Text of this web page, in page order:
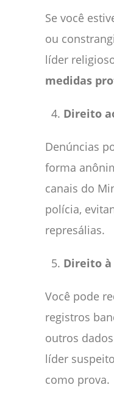
Se você
ou
líder
medidas
Direito
Denúncias
forma
canais do
polícia,
represálias.
Direito
Você pode
registros
outros
líder
como prova.